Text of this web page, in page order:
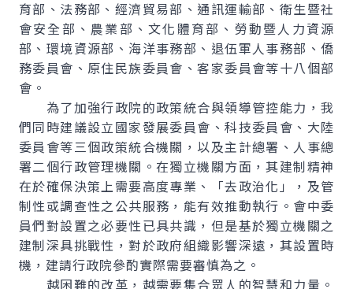
育部、法務部、經濟貿易部、通訊運輸部、衛生暨社
會安全部、農業部、文化體育部、勞動暨人力資源
部、環境資源部、海洋事務部、退伍軍人事務部、僑
務委員會、原住民族委員會、客家委員會等十八個部
會。
為了加強行政院的政策統合與領導管控能力，我
們同時建議設立國家發展委員會、科技委員會、大陸
委員會等三個政策統合機關，以及主計總署、人事總
署二個行政管理機關。在獨立機關方面，其建制精神
在於確保決策上需要高度專業、「去政治化」，及管
制性或調查性之公共服務，能有效推動執行。會中委
員們對設置之必要性已具共識，但是基於獨立機關之
建制深具挑戰性，對於政府組織影響深遠，其設置時
機，建請行政院參酌實際需要審慎為之。
越困難的改革，越需要集合眾人的智慧和力量。